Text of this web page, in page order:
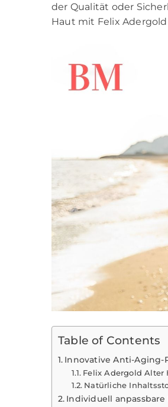
der Qualität oder
Haut mit Felix
Table of Contents
Innovative Anti-Aging-
Felix Adergold Alter
Natürliche
Individuell